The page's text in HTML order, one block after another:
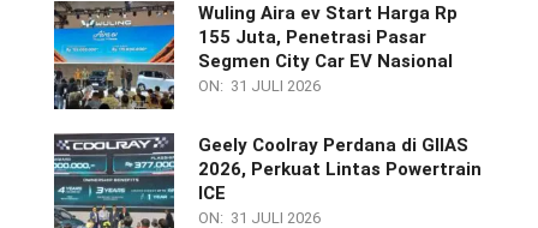
Wuling Aira ev Start Harga Rp
155 Juta, Penetrasi Pasar
Segmen City Car EV Nasional
ON: 31 JULI 2026
Geely Coolray Perdana di GIIAS
2026, Perkuat Lintas Powertrain
ICE
ON: 31 JULI 2026